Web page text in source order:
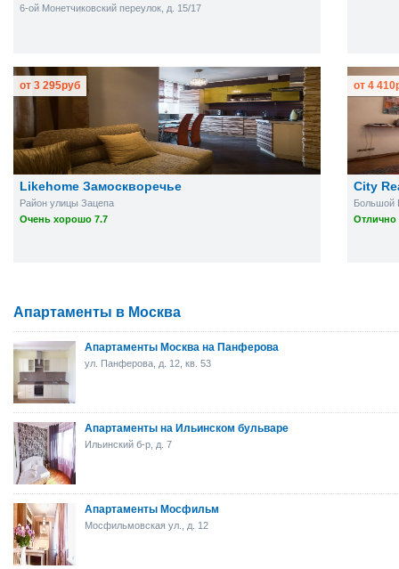
6-ой Монетчиковский переулок, д. 15/17
Likehome Замоскворечье
Район улицы Зацепа
Очень хорошо 7.7
от 3 295руб
City
Большой
Отлично
от 4 410
Апартаменты в Москва
Апартаменты Москва на Панферова
ул. Панферова, д. 12, кв. 53
Апартаменты на Ильинском бульваре
Ильинский б-р, д. 7
Апартаменты Мосфильм
Мосфильмовская ул., д. 12